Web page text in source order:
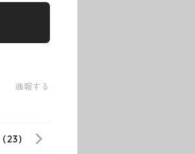
通報する
(23)